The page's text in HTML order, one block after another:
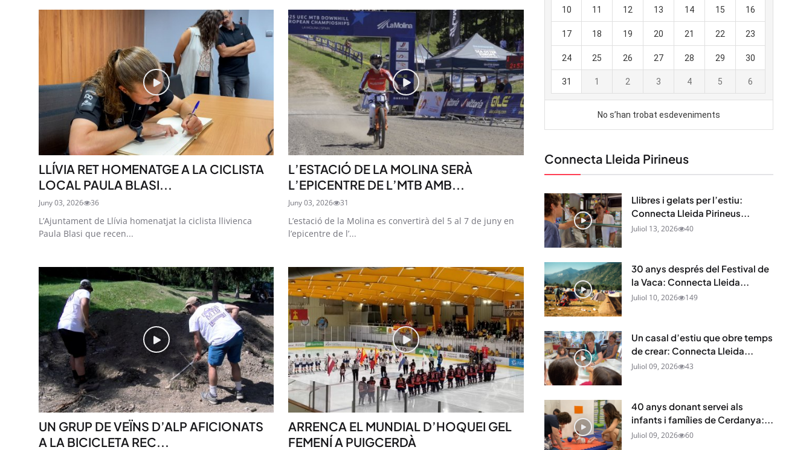
LLÍVIA RET HOMENATGE A LA CICLISTA
LOCAL PAULA BLASI...
Juny 03, 2026 36
L’Ajuntament de Llívia homenatjat la ciclista llivienca
Paula Blasi que recen...
L’ESTACIÓ DE LA MOLINA SERÀ
L’EPICENTRE DE L’MTB AMB...
Juny 03, 2026 31
L’estació de la Molina es convertirà del 5 al 7 de juny en
l’epicentre de l’...
UN GRUP DE VEÏNS D’ALP AFICIONATS
A LA BICICLETA REC...
ARRENCA EL MUNDIAL D’HOQUEI GEL
FEMENÍ A PUIGCERDÀ
Connecta Lleida Pirineus
Llibres i gelats per l’estiu:
Connecta Lleida Pirineus...
Juliol 13, 2026 40
30 anys després del Festival de
la Vaca: Connecta Lleida...
Juliol 10, 2026 149
Un casal d’estiu que obre temps
de crear: Connecta Lleida...
Juliol 09, 2026 43
40 anys donant servei als
infants i famílies de Cerdanya:...
Juliol 09, 2026 60